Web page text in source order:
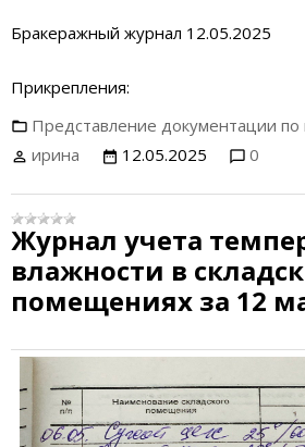
Бракеражный журнал 12.05.2025
Прикрепления:
Представление документации по
ирина
12.05.2025 0
Журнал учета
влажности в
помещениях за 12